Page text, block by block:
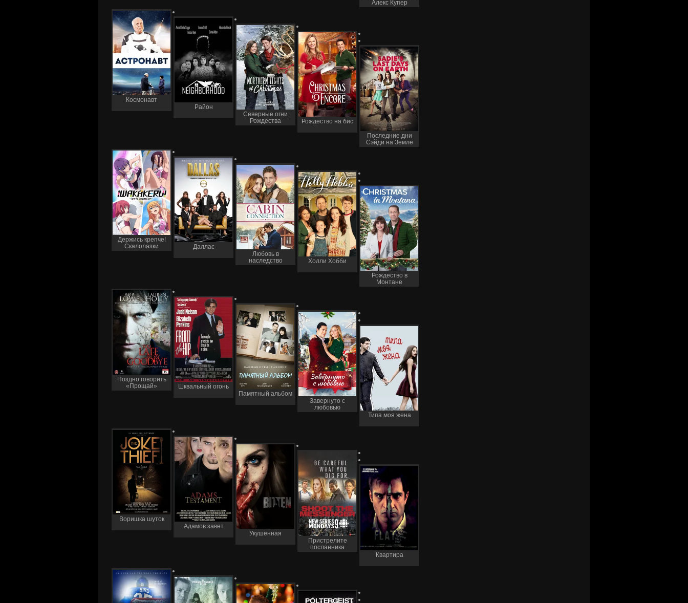
Алекс Купер
Космонавт
Район
Северные огни
Рождества
Рождество на бис
Последние дни
Сэйди на Земле
Держись крепче!
Скалолазки
Даллас
Любовь в
наследство
Холли Хобби
Рождество в
Монтане
Поздно говорить
«Прощай»
Шквальный огонь
Памятный альбом
Завернуто с
любовью
Типа моя жена
Воришка шуток
Адамов завет
Укушенная
Пристрелите
посланника
Квартира